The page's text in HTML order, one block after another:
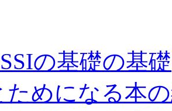
の基礎の基礎
ためになる本